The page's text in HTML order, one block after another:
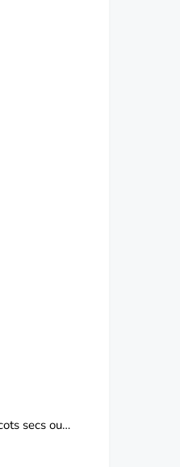
secs ou…